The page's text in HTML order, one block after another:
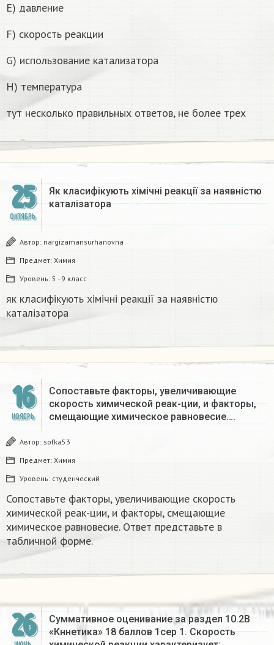
E) давление
F) скорость реакции
G) использование катализатора
H) температура
тут несколько правильных ответов, не более трех
25
ОКТЯБРЬ
Як класифікують хімічні реакції за наявністю
каталізатора
Автор: nargizamansurhanovna
Предмет: Химия
Уровень: 5 - 9 класс
як класифікують хімічні реакції за наявністю
каталізатора
16
НОЯБРЬ
Сопоставьте факторы, увеличивающие
скорость химической реак-ции, и факторы,
смещающие химическое равновесие….
Автор: sofka53
Предмет: Химия
Уровень: студенческий
Сопоставьте факторы, увеличивающие скорость
химической реак-ции, и факторы, смещающие
химическое равновесие. Ответ представьте в
табличной форме.
26
Суммативное оценивание за раздел 10.2В
«Кннетика» 18 баллов 1сер 1. Скорость